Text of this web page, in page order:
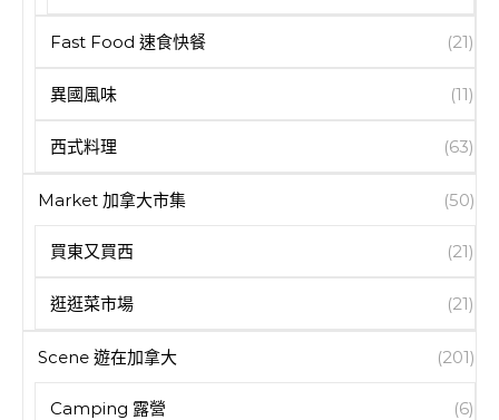
Fast Food 速食快餐 (21)
異國風味 (11)
西式料理 (63)
Market 加拿大市集 (50)
買東又買西 (21)
逛逛菜市場 (21)
Scene 遊在加拿大 (201)
Camping 露營 (6)